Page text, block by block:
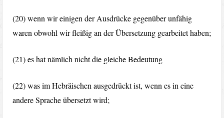
(20) wenn wir einigen der Ausdrücke gegenüber unfähig
waren obwohl wir fleißig an der Übersetzung gearbeitet haben;
(21) es hat nämlich nicht die gleiche Bedeutung
(22) was im Hebräischen ausgedrückt ist, wenn es in eine
andere Sprache übersetzt wird;